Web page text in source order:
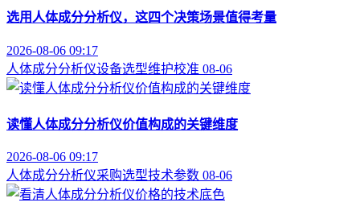
选用人体成分分析仪，这四个决策场景值得考量
2026-08-06 09:17
人体成分分析仪设备选型维护校准 08-06
读懂人体成分分析仪价值构成的关键维度
2026-08-06 09:17
人体成分分析仪采购选型技术参数 08-06